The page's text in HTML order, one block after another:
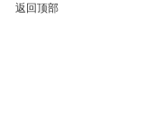
返回顶部